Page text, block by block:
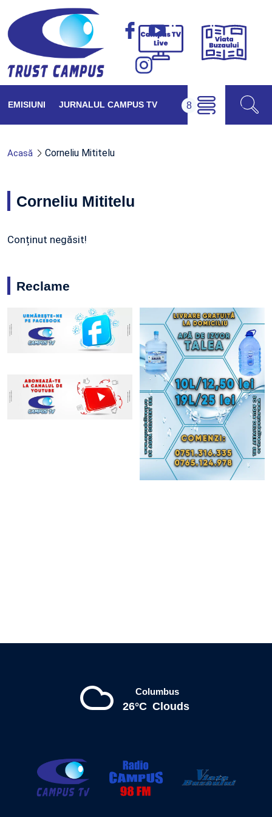
Campus
Viața
EMISIUNI JURNALUL CAMPUS TV
Acasă Corneliu Mititelu
Corneliu Mititelu
Conținut negăsit!
Reclame
Columbus
26°C Clouds